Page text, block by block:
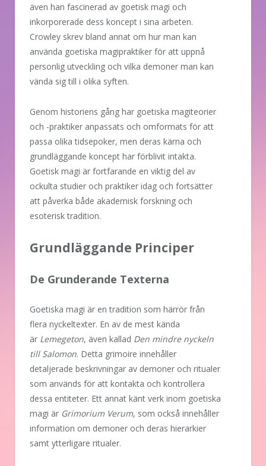
även han fascinerad av goetisk magi och
inkorporerade dess koncept i sina arbeten.
Crowley skrev bland annat om hur man kan
använda goetiska magipraktiker för att uppnå
personlig utveckling och vilka demoner man kan
vända sig till i olika syften.
Genom historiens gång har goetiska magiteorier
och -praktiker anpassats och omformats för att
passa olika tidsepoker, men deras kärna och
grundläggande koncept har förblivit intakta.
Goetisk magi är fortfarande en viktig del av
ockulta studier och praktiker idag och fortsätter
att påverka både akademisk forskning och
esoterisk tradition.
Grundläggande Principer
De Grunderande Texterna
Goetiska magi är en tradition som härrör från
flera nyckeltexter. En av de mest kända
är Lemegeton, även kallad Den mindre nyckeln
till Salomon. Detta grimoire innehåller
detaljerade beskrivningar av demoner och ritualer
som används för att kontakta och kontrollera
dessa entiteter. Ett annat känt verk inom goetiska
magi är Grimorium Verum, som också innehåller
information om demoner och deras hierarkier
samt ytterligare ritualer.